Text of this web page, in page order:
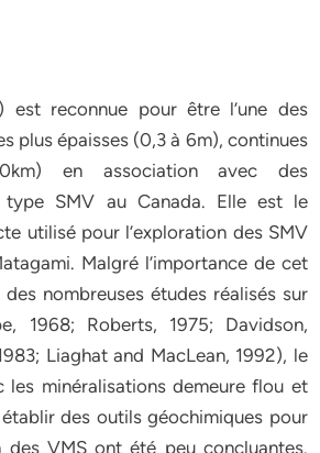
est reconnue pour être l’une des
plus épaisses (0,3 à 6m), continues
en association avec des
type SMV au Canada. Elle est le
utilisé pour l’exploration des SMV
Malgré l’importance de cet
nombreuses études réalisés sur
1968; Roberts, 1975; Davidson,
Liaghat and MacLean, 1992), le
les minéralisations demeure flou et
des outils géochimiques pour
des VMS ont été peu concluantes.